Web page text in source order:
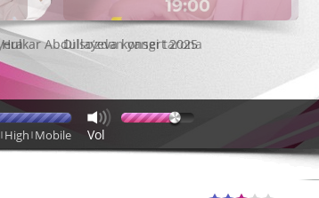
Hulkar Abdullayeva konsert 2025
High Mobile Vol